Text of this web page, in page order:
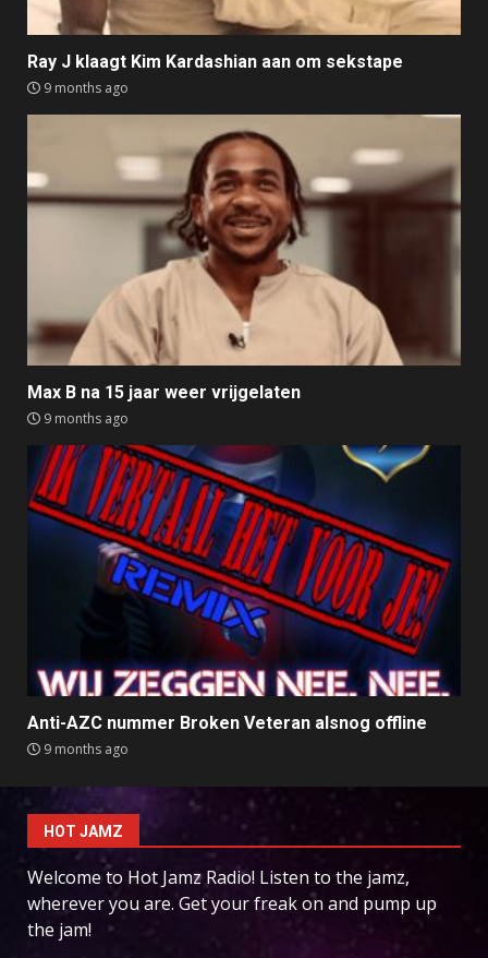
Ray J klaagt Kim Kardashian aan om sekstape
9 months ago
Max B na 15 jaar weer vrijgelaten
9 months ago
Anti-AZC nummer Broken Veteran alsnog offline
9 months ago
HOT JAMZ
Welcome to Hot Jamz Radio! Listen to the jamz,
wherever you are. Get your freak on and pump up
the jam!